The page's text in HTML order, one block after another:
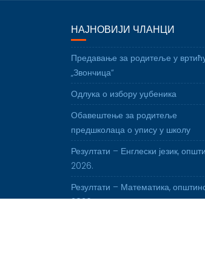
НАЈНОВИЈИ ЧЛАНЦИ
Предавање за родитеље у
„Звончица“
Одлука о избору уџбеника
Обавештење за родитеље
предшколаца о упису у школу
Резултати – Енглески језик,
2026.
Резултати – Математика,
2026.